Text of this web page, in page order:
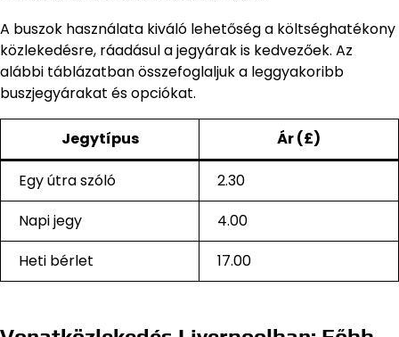
A buszok használata kiváló lehetőség a költséghatékony
közlekedésre, ráadásul a jegyárak is kedvezőek. Az
alábbi táblázatban összefoglaljuk a leggyakoribb
buszjegyárakat és opciókat.
Jegytípus Ár (£)
Egy útra szóló
2.30
Napi jegy
4.00
Heti bérlet
17.00